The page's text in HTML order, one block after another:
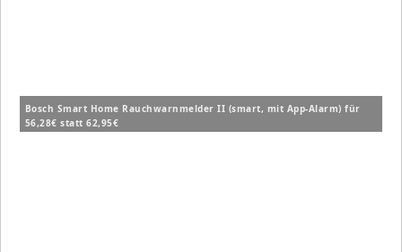
Bosch Smart Home Rauchwarnmelder II (smart, mit App-Alarm) für
56,28€ statt 62,95€